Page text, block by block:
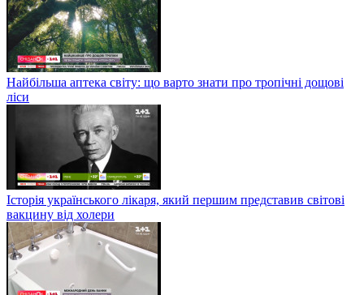
Найбільша аптека світу: що варто знати про тропічні дощові
ліси
Історія українського лікаря, який першим представив світові
вакцину від холери